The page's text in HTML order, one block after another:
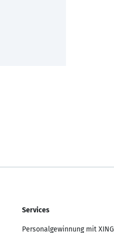
Services
Personalgewinnung mit XING